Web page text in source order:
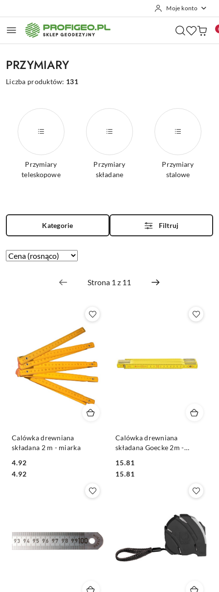
Moje konto
PRZYMIARY
Liczba produktów: 131
Przymiary
teleskopowe
Przymiary
składane
Przymiary
stalowe
Kategorie Filtruj
Zastosowano
Sortuj
Calówka drewniana
składana 2 m - miarka
Cena:
4.92
Cena:
4.92
Calówka drewniana
składana Goecke 2m -
Cena:
15.81
Cena:
15.81